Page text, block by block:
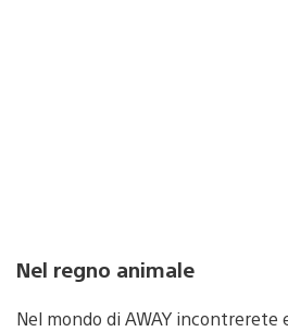
Nel regno animale
Nel mondo di AWAY